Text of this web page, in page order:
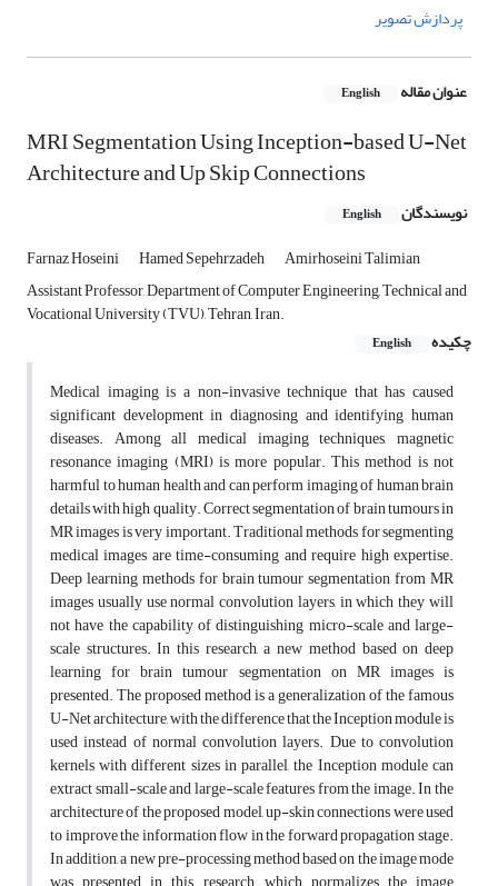
پردازش تصویر
عنوان مقاله English
MRI Segmentation Using Inception-based U-Net
Architecture and Up Skip Connections
نویسندگان English
Farnaz Hoseini Hamed Sepehrzadeh
Amirhoseini Talimian
Assistant Professor, Department of Computer Engineering, Technical and
Vocational University (TVU), Tehran, Iran.
چکیده
English
Medical imaging is a non-invasive technique that has caused
significant development in diagnosing and identifying human
diseases. Among all medical imaging techniques, magnetic
resonance imaging (MRI) is more popular. This method is not
harmful to human health and can perform imaging of human brain
details with high quality. Correct segmentation of brain tumours in
MR images is very important. Traditional methods for segmenting
medical images are time-consuming and require high expertise.
Deep learning methods for brain tumour segmentation from MR
images usually use normal convolution layers, in which they will
not have the capability of distinguishing micro-scale and large-
scale structures. In this research, a new method based on deep
learning for brain tumour segmentation on MR images is
presented. The proposed method is a generalization of the famous
U-Net architecture, with the difference that the Inception module is
used instead of normal convolution layers. Due to convolution
kernels with different sizes in parallel, the Inception module can
extract small-scale and large-scale features from the image. In the
architecture of the proposed model, up-skin connections were used
to improve the information flow in the forward propagation stage.
In addition, a new pre-processing method based on the image mode